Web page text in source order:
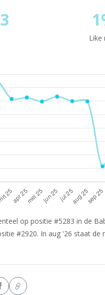
Like
op positie #5283 in de
#2920. In aug '26 staat de